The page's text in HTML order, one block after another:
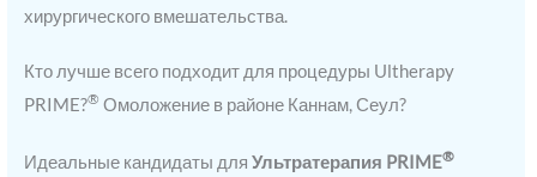
хирургического вмешательства.
Кто лучше всего подходит для процедуры Ultherapy
PRIME?® Омоложение в районе Каннам, Сеул?
Идеальные кандидаты дляУльтратерапия PRIME®